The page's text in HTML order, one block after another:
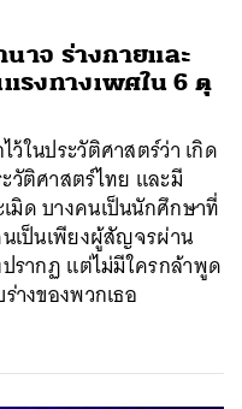
าจ ร่างกายและ
รงทางเพศใน 6 ตุ
ในประวัติศาสตร์ว่า เกิด
วัติศาสตร์ไทย และมี
ด บางคนเป็นนักศึกษาที่
เป็นเพียงผู้สัญจรผ่าน
รากฏ แต่ไม่มีใครกล้าพูด
างของพวกเธอ